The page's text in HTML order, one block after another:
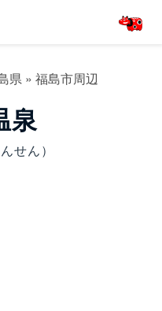
県» 福島市周辺
泉
せん）